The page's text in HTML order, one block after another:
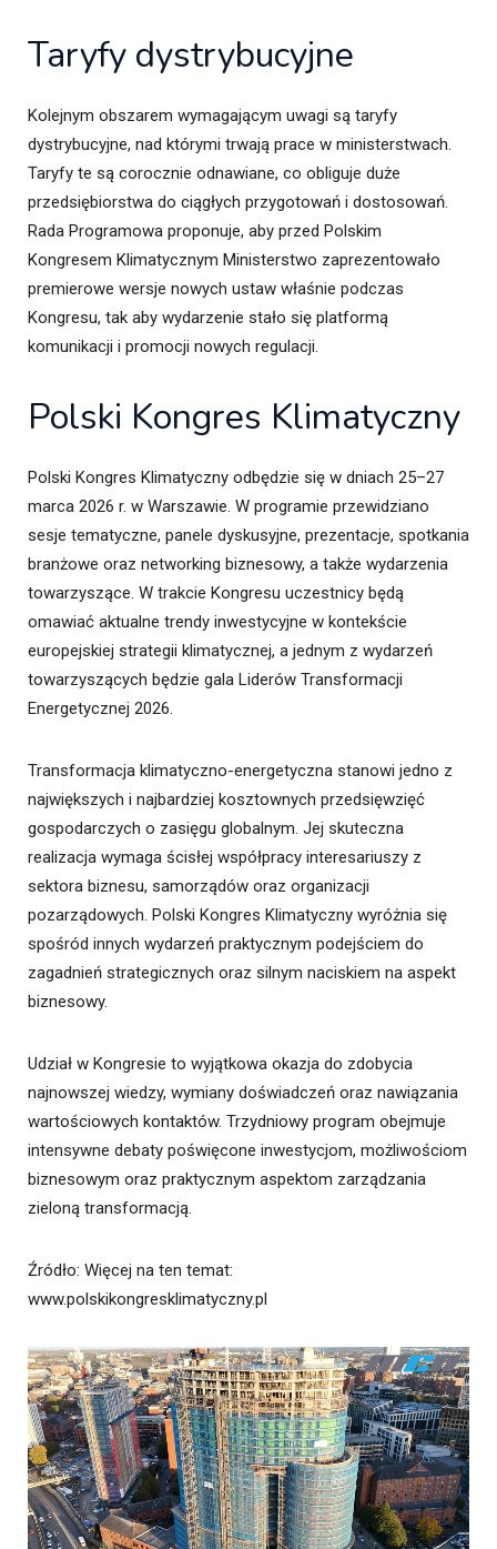
Taryfy dystrybucyjne
Kolejnym obszarem wymagającym uwagi są taryfy
dystrybucyjne, nad którymi trwają prace w ministerstwach.
Taryfy te są corocznie odnawiane, co obliguje duże
przedsiębiorstwa do ciągłych przygotowań i dostosowań.
Rada Programowa proponuje, aby przed Polskim
Kongresem Klimatycznym Ministerstwo zaprezentowało
premierowe wersje nowych ustaw właśnie podczas
Kongresu, tak aby wydarzenie stało się platformą
komunikacji i promocji nowych regulacji.
Polski Kongres Klimatyczny
Polski Kongres Klimatyczny odbędzie się w dniach 25–27
marca 2026 r. w Warszawie. W programie przewidziano
sesje tematyczne, panele dyskusyjne, prezentacje, spotkania
branżowe oraz networking biznesowy, a także wydarzenia
towarzyszące. W trakcie Kongresu uczestnicy będą
omawiać aktualne trendy inwestycyjne w kontekście
europejskiej strategii klimatycznej, a jednym z wydarzeń
towarzyszących będzie gala Liderów Transformacji
Energetycznej 2026.
Transformacja klimatyczno-energetyczna stanowi jedno z
największych i najbardziej kosztownych przedsięwzięć
gospodarczych o zasięgu globalnym. Jej skuteczna
realizacja wymaga ścisłej współpracy interesariuszy z
sektora biznesu, samorządów oraz organizacji
pozarządowych. Polski Kongres Klimatyczny wyróżnia się
spośród innych wydarzeń praktycznym podejściem do
zagadnień strategicznych oraz silnym naciskiem na aspekt
biznesowy.
Udział w Kongresie to wyjątkowa okazja do zdobycia
najnowszej wiedzy, wymiany doświadczeń oraz nawiązania
wartościowych kontaktów. Trzydniowy program obejmuje
intensywne debaty poświęcone inwestycjom, możliwościom
biznesowym oraz praktycznym aspektom zarządzania
zieloną transformacją.
Źródło: Więcej na ten temat:
www.polskikongresklimatyczny.pl